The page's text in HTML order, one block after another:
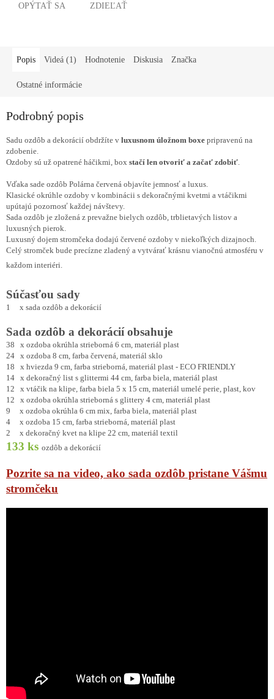
OPÝTAŤ SA ZDIEĽAŤ
Popis Videá (1) Hodnotenie Diskusia Značka
Ostatné informácie
Podrobný popis
Sadu ozdôb a dekorácií obdržíte v luxusnom úložnom boxe pripravenú na
zdobenie.
Ozdoby sú už opatrené háčikmi, box stačí len otvoriť a začať zdobiť
Vďaka sade ozdôb Polárna červená objavíte jemnosť a luxus.
Klasické okrúhle ozdoby v kombinácii s dekoračnými kvetmi a vtáčikmi
upútajú pozornosť každej návštevy.
Sada ozdôb je zložená z prevažne bielych ozdôb, trblietavých listov a
luxusných pierok.
Luxusný dojem stromčeka dodajú červené ozdoby v niekoľkých dizajnoch.
Celý stromček bude precízne zladený a vytvárať krásnu vianočnú atmosféru v
každom interiéri.
Súčasťou sady
1 x sada ozdôb a dekorácií
Sada ozdôb a dekorácií obsahuje
38 x ozdoba okrúhla strieborná 6 cm, materiál plast
24 x ozdoba 8 cm, farba červená, materiál sklo
18 x hviezda 9 cm, farba strieborná, materiál plast - ECO FRIENDLY
14 x dekoračný list s glittermi 44 cm, farba biela, materiál plast
12 x vtáčik na klipe, farba biela 5 x 15 cm, materiál umelé perie, plast, kov
12 x ozdoba okrúhla strieborná s glittery 4 cm, materiál plast
9 x ozdoba okrúhla 6 cm mix, farba biela, materiál plast
4 x ozdoba 15 cm, farba strieborná, materiál plast
2 x dekoračný kvet na klipe 22 cm, materiál textil
133 ks ozdôb a dekorácií
Pozrite sa na video, ako sada ozdôb pristane Vášmu
stromčeku